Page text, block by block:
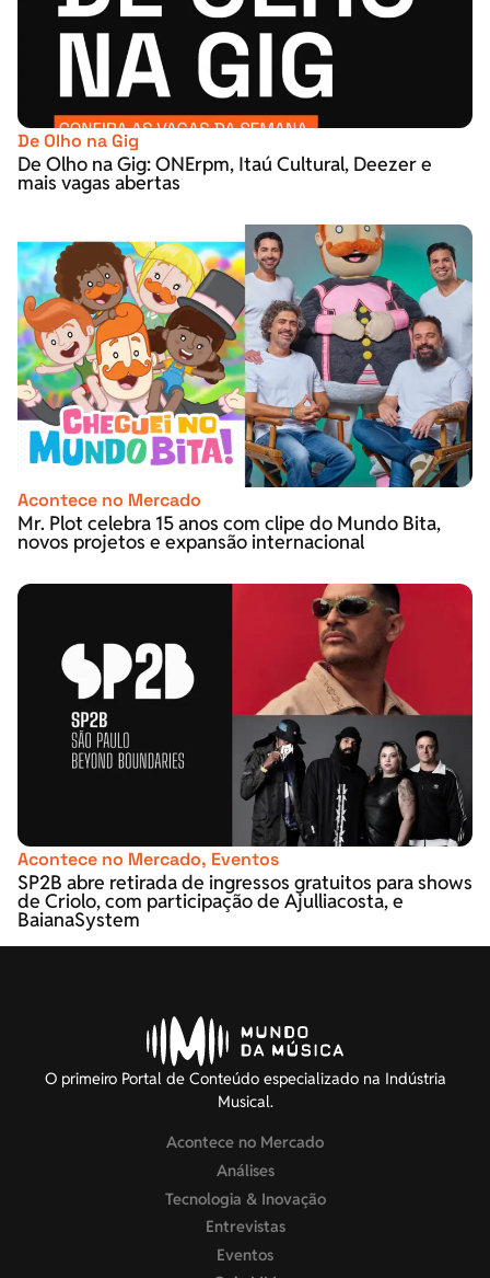
De Olho na Gig
De Olho na Gig: ONErpm, Itaú Cultural, Deezer e
mais vagas abertas
Acontece no Mercado
Mr. Plot celebra 15 anos com clipe do Mundo Bita,
novos projetos e expansão internacional
Acontece no Mercado, Eventos
SP2B abre retirada de ingressos gratuitos para shows
de Criolo, com participação de Ajulliacosta, e
BaianaSystem
O primeiro Portal de Conteúdo especializado na Indústria
Musical.
Acontece no Mercado
Análises
Tecnologia & Inovação
Entrevistas
Eventos